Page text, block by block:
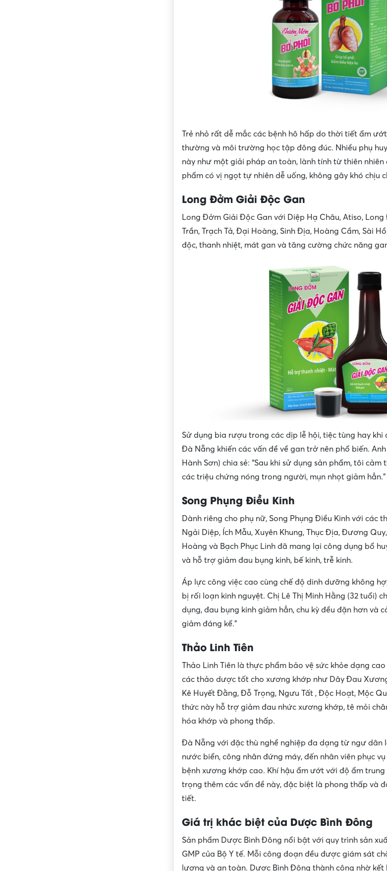
Trẻ nhỏ rất dễ mắc các bệnh hô hấp do thời tiết ẩm
thường và môi trường học tập đông đúc. Nhiều phụ
này như một giải pháp an toàn, lành tính từ thiên nhiên
phẩm có vị ngọt tự nhiên dễ uống, không gây khó chịu
Long Đởm Giải Độc Gan
Long Đởm Giải Độc Gan với Diệp Hạ Châu, Atiso, Long
Trần, Trạch Tả, Đại Hoàng, Sinh Địa, Hoàng Cầm, Sài
độc, thanh nhiệt, mát gan và tăng cường chức năng
Sử dụng bia rượu trong các dịp lễ hội, tiệc tùng hay khi
Đà Nẵng khiến các vấn đề về gan trở nên phổ biến.
Hành Sơn) chia sẻ: “Sau khi sử dụng sản phẩm, tôi
các triệu chứng nóng trong người, mụn nhọt giảm hẳn.”
Song Phụng Điều Kinh
Dành riêng cho phụ nữ, Song Phụng Điều Kinh với các
Ngải Diệp, Ích Mẫu, Xuyên Khung, Thục Địa, Đương
Hoàng và Bạch Phục Linh đã mang lại công dụng bổ
và hỗ trợ giảm đau bụng kinh, bế kinh, trễ kinh.
Áp lực công việc cao cùng chế độ dinh dưỡng không
bị rối loạn kinh nguyệt. Chị Lê Thị Minh Hằng (32 tuổi)
dụng, đau bụng kinh giảm hẳn, chu kỳ đều đặn hơn và
giảm đáng kể.”
Thảo Linh Tiên
Thảo Linh Tiên là thực phẩm bảo vệ sức khỏe dạng
các thảo dược tốt cho xương khớp như Dây Đau
Kê Huyết Đằng, Đỗ Trọng, Ngưu Tất , Độc Hoạt, Mộc
thức này hỗ trợ giảm đau nhức xương khớp, tê mỏi
hóa khớp và phong thấp.
Đà Nẵng với đặc thù nghề nghiệp đa dạng từ ngư dân
nước biển, công nhân đứng máy, đến nhân viên phục
bệnh xương khớp cao. Khí hậu ẩm ướt với độ ẩm
trọng thêm các vấn đề này, đặc biệt là phong thấp và
tiết.
Giá trị khác biệt của Dược Bình Đông
Sản phẩm Dược Bình Đông nổi bật với quy trình sản
GMP của Bộ Y tế. Mỗi công đoạn đều được giám sát
lượng và an toàn. Dược Bình Đông thành công nhờ